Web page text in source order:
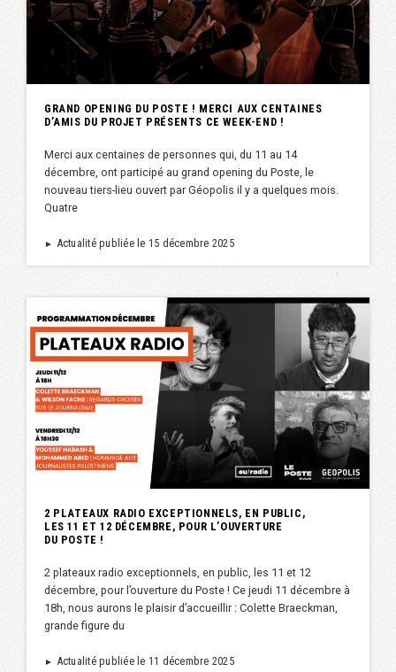
GRAND OPENING DU POSTE ! MERCI AUX CENTAINES
D’AMIS DU PROJET PRÉSENTS CE WEEK-END !
Merci aux centaines de personnes qui, du 11 au 14
décembre, ont participé au grand opening du Poste, le
nouveau tiers-lieu ouvert par Géopolis il y a quelques mois.
Quatre
► Actualité publiée le 15 décembre 2025
2 PLATEAUX RADIO EXCEPTIONNELS, EN PUBLIC,
LES 11 ET 12 DÉCEMBRE, POUR L’OUVERTURE
DU POSTE !
2 plateaux radio exceptionnels, en public, les 11 et 12
décembre, pour l’ouverture du Poste ! Ce jeudi 11 décembre à
18h, nous aurons le plaisir d’accueillir : Colette Braeckman,
grande figure du
► Actualité publiée le 11 décembre 2025